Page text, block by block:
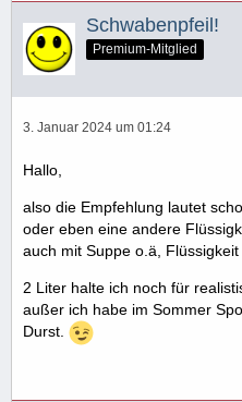
Schwabenpfeil!
Premium-Mitglied
3. Januar 2024 um 01:24
Hallo,
also die Empfehlung lautet
oder eben eine andere
auch mit Suppe o.ä, Flüssigkeit
2 Liter halte ich noch für
außer ich habe im Sommer
Durst.